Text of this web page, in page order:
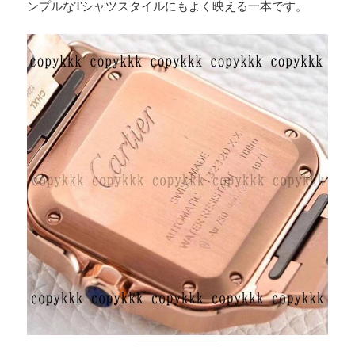
ンプルなTシャツスタイルにもよく映える一本です。